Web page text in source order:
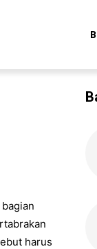
harus